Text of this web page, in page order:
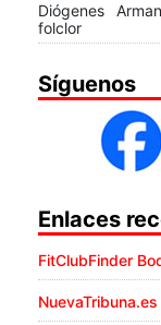
Diógenes
folclor
Síguenos
Enlaces
FitClubFinder
NuevaTribuna.es